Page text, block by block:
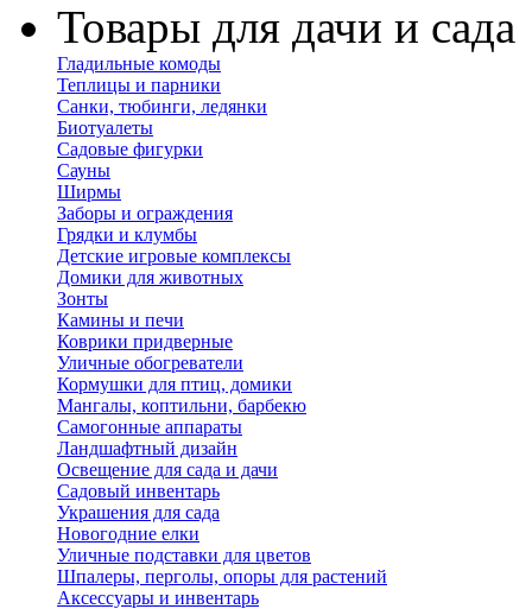
Товары для дачи и сада
Гладильные комоды
Теплицы и парники
Санки, тюбинги, ледянки
Биотуалеты
Садовые фигурки
Сауны
Ширмы
Заборы и ограждения
Грядки и клумбы
Детские игровые комплексы
Домики для животных
Зонты
Камины и печи
Коврики придверные
Уличные обогреватели
Кормушки для птиц, домики
Мангалы, коптильни, барбекю
Самогонные аппараты
Ландшафтный дизайн
Освещение для сада и дачи
Садовый инвентарь
Украшения для сада
Новогодние елки
Уличные подставки для цветов
Шпалеры, перголы, опоры для растений
Аксессуары и инвентарь